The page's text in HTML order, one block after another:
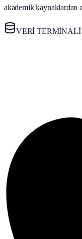
akademik kaynaklardan
VERİ TERMİNALİ